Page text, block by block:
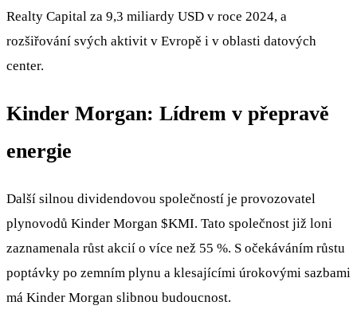
Realty Capital za 9,3 miliardy USD v roce 2024, a
rozšiřování svých aktivit v Evropě i v oblasti datových
center.
Kinder Morgan: Lídrem v přepravě
energie
Další silnou dividendovou společností je provozovatel
plynovodů Kinder Morgan $KMI. Tato společnost již loni
zaznamenala růst akcií o více než 55 %. S očekáváním růstu
poptávky po zemním plynu a klesajícími úrokovými sazbami
má Kinder Morgan slibnou budoucnost.